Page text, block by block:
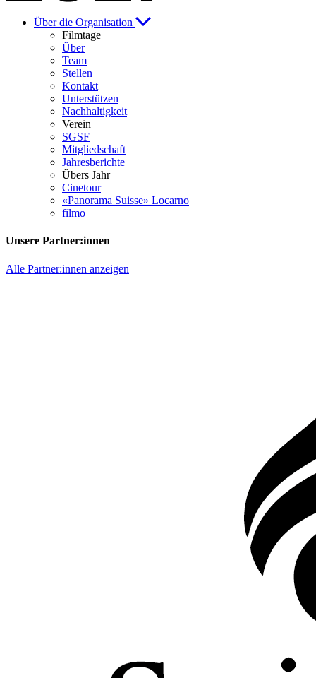
Über die Organisation
Filmtage
Über
Team
Stellen
Kontakt
Unterstützen
Nachhaltigkeit
Verein
SGSF
Mitgliedschaft
Jahresberichte
Übers Jahr
Cinetour
«Panorama Suisse» Locarno
filmo
Unsere Partner:innen
Alle Partner:innen anzeigen